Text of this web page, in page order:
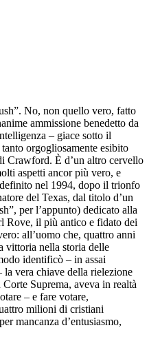
No, non quello vero, fatto
ammissione benedetto da
– giace sotto il
orgogliosamente esibito
Crawford. È d’un altro cervello
aspetti ancor più vero, e
nel 1994, dopo il trionfo
del Texas, dal titolo d’un
per l’appunto) dedicato alla
Rove, il più antico e fidato dei
all’uomo che, quattro anni
vittoria nella storia delle
identificò – in assai
vera chiave della rielezione
Suprema, aveva in realtà
– e fare votare,
milioni di cristiani
mancanza d’entusiasmo,